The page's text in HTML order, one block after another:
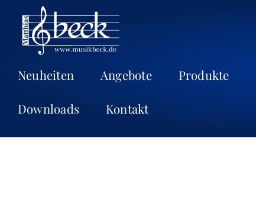
Neuheiten Angebote Produkte
Downloads Kontakt